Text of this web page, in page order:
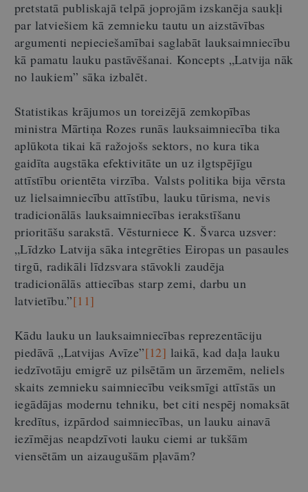
pretstatā publiskajā telpā joprojām izskanēja saukļi
par latviešiem kā zemnieku tautu un aizstāvības
argumenti nepieciešamībai saglabāt lauksaimniecību
kā pamatu lauku pastāvēšanai. Koncepts „Latvija nāk
no laukiem” sāka izbalēt.
Statistikas krājumos un toreizējā zemkopības
ministra Mārtiņa Rozes runās lauksaimniecība tika
aplūkota tikai kā ražojošs sektors, no kura tika
gaidīta augstāka efektivitāte un uz ilgtspējīgu
attīstību orientēta virzība. Valsts politika bija vērsta
uz lielsaimniecību attīstību, lauku tūrisma, nevis
tradicionālās lauksaimniecības ierakstīšanu
prioritāšu sarakstā. Vēsturniece K. Švarca uzsver:
„Līdzko Latvija sāka integrēties Eiropas un pasaules
tirgū, radikāli līdzsvara stāvokli zaudēja
tradicionālās attiecības starp zemi, darbu un
latvietību.”[11]
Kādu lauku un lauksaimniecības reprezentāciju
piedāvā „Latvijas Avīze”[12] laikā, kad daļa lauku
iedzīvotāju emigrē uz pilsētām un ārzemēm, neliels
skaits zemnieku saimniecību veiksmīgi attīstās un
iegādājas modernu tehniku, bet citi nespēj nomaksāt
kredītus, izpārdod saimniecības, un lauku ainavā
iezīmējas neapdzīvoti lauku ciemi ar tukšām
viensētām un aizaugušām pļavām?